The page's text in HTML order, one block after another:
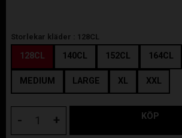
Storlekar kläder : 128CL
128CL 140CL 152CL 164CL
MEDIUM LARGE XL XXL
+
- KÖP